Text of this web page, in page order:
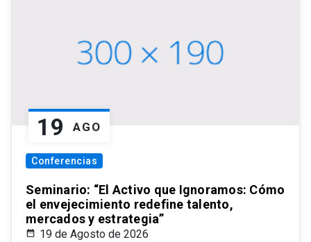
19 AGO
Conferencias
Seminario: “El Activo que Ignoramos: Cómo
el envejecimiento redefine talento,
mercados y estrategia”
19 de Agosto de 2026